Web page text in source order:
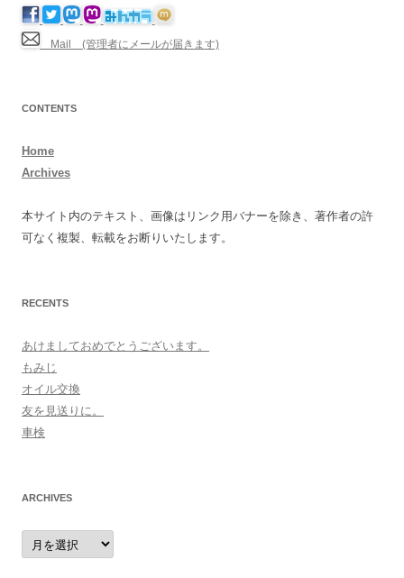
Mail (管理者にメールが届きます)
CONTENTS
Home
Archives
本サイト内のテキスト、画像はリンク用バナーを除き、著作者の許
可なく複製、転載をお断りいたします。
RECENTS
あけましておめでとうございます。
もみじ
オイル交換
友を見送りに。
車検
ARCHIVES
archives